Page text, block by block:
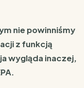
nie powinniśmy
z funkcją
wygląda inaczej,